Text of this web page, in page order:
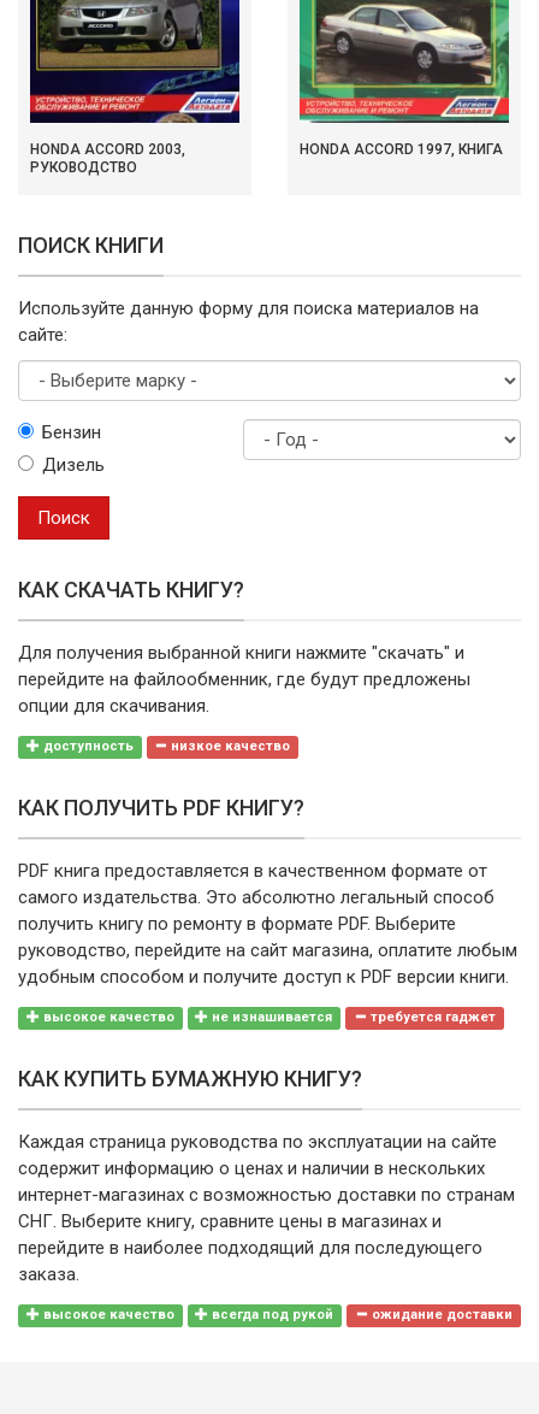
HONDA ACCORD 2003,
РУКОВОДСТВО
HONDA ACCORD 1997, КНИГА
ПОИСК КНИГИ
Используйте данную форму для поиска материалов на
сайте:
маркуБензин
Дизель
Поиск
КАК СКАЧАТЬ КНИГУ?
Для получения выбранной книги нажмите "скачать" и
перейдите на файлообменник, где будут предложены
опции для скачивания.
доступность низкое качество
КАК ПОЛУЧИТЬ PDF КНИГУ?
PDF книга предоставляется в качественном формате от
самого издательства. Это абсолютно легальный способ
получить книгу по ремонту в формате PDF. Выберите
руководство, перейдите на сайт магазина, оплатите любым
удобным способом и получите доступ к PDF версии книги.
высокое качество не изнашивается требуется гаджет
КАК КУПИТЬ БУМАЖНУЮ КНИГУ?
Каждая страница руководства по эксплуатации на сайте
содержит информацию о ценах и наличии в нескольких
интернет-магазинах с возможностью доставки по странам
СНГ. Выберите книгу, сравните цены в магазинах и
перейдите в наиболее подходящий для последующего
заказа.
высокое качество всегда под рукой ожидание доставки